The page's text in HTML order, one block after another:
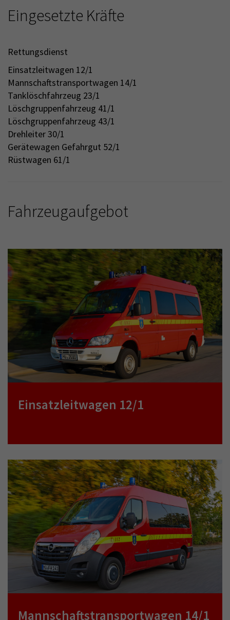
Eingesetzte Kräfte
Rettungsdienst
Einsatzleitwagen 12/1
Mannschaftstransportwagen 14/1
Tanklöschfahrzeug 23/1
Löschgruppenfahrzeug 41/1
Löschgruppenfahrzeug 43/1
Drehleiter 30/1
Gerätewagen Gefahrgut 52/1
Rüstwagen 61/1
Fahrzeugaufgebot
Einsatzleitwagen 12/1
Mannschaftstransportwagen 14/1